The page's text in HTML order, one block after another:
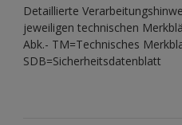
Detaillierte
jeweiligen technischen
Abk.- TM=Technisches
SDB=Sicherheitsdatenblatt